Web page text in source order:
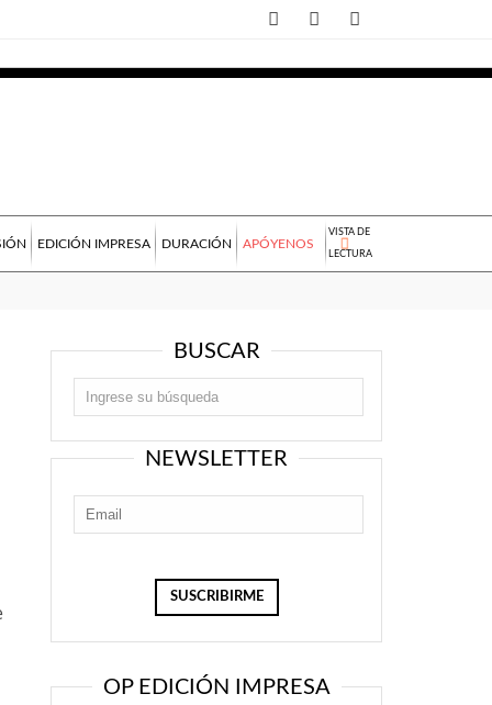
EDICIÓN IMPRESA DURACIÓN APÓYENOS
VISTA DE
LECTURA
BUSCAR
NEWSLETTER
OP EDICIÓN IMPRESA